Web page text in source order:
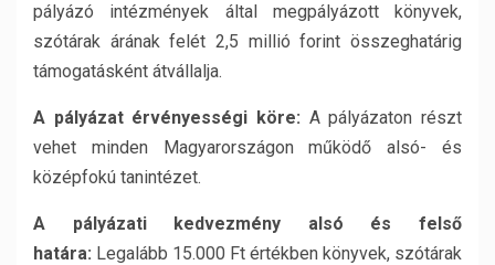
pályázó intézmények által megpályázott könyvek,
szótárak árának felét 2,5 millió forint összeghatárig
támogatásként átvállalja.
A pályázat érvényességi köre: A pályázaton részt
vehet minden Magyarországon működő alsó- és
középfokú tanintézet.
A pályázati kedvezmény alsó és felső
határa: Legalább 15.000 Ft értékben könyvek, szótárak